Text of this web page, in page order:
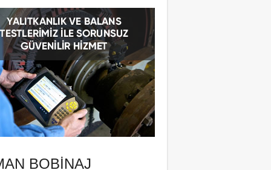
BOBINAJ